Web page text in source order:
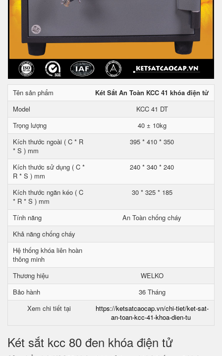
Tên sản phẩm
Két Sắt An Toàn KCC 41 khóa điện tử
Model
KCC 41 DT
Trọng lượng
40 ± 10kg
Kích thước ngoài ( C * R
* S ) mm
395 * 410 * 350
Kích thước sử dụng ( C *
R * S ) mm
240 * 340 * 240
Kích thước ngăn kéo ( C
* R * S ) mm
30 * 325 * 185
Tính năng
An Toàn chống cháy
Khả năng chống cháy
Hệ thống khóa liên hoàn
thông minh
Thương hiệu
WELKO
Bảo hành
36 Tháng
Xem chi tiết tại
https://ketsatcaocap.vn/chi-tiet/ket-sat-
an-toan-kcc-41-khoa-dien-tu
Két sắt kcc 80 đen khóa điện tử